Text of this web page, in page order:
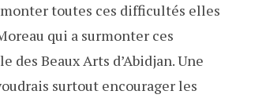
toutes ces difficultés elles
qui a surmonter ces
des Beaux Arts d’Abidjan. Une
surtout encourager les